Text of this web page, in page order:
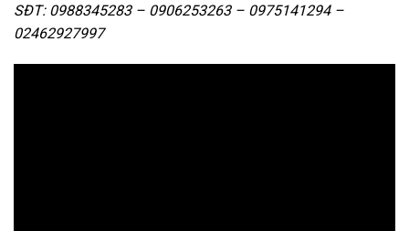
SĐT: 0988345283 – 0906253263 – 0975141294 –
02462927997